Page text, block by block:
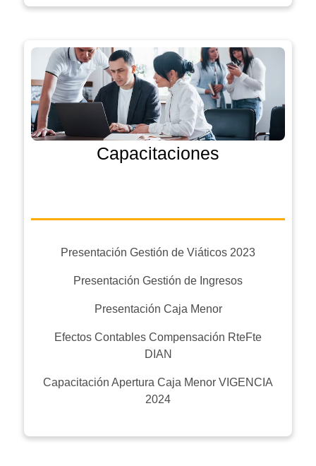
Capacitaciones
Presentación Gestión de Viáticos 2023
Presentación Gestión de Ingresos
Presentación Caja Menor
Efectos Contables Compensación RteFte
DIAN
Capacitación Apertura Caja Menor VIGENCIA
2024